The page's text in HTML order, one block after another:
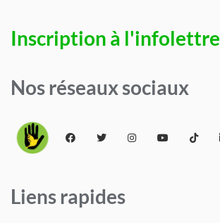
Inscription à l'infolettre
Nos réseaux sociaux
Liens rapides